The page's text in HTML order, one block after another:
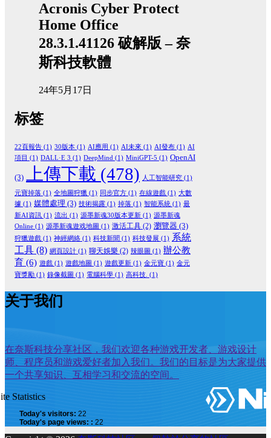
Acronis Cyber Protect
Home Office
28.3.1.41126 破解版 – 奈
斯科技軟體
24年5月17日
标签
22頁報告 (1) 30版本 (1) AI應用 (1) AI未來 (1) AI發布 (1) AI
項目 (1) DALL·E 3 (1) DeepMind (1) MiniGPT-5 (1) OpenAI
(3) 上傳下載 (478) 人工智能研究 (1)
元寶掉落 (1) 全地圖狩獵 (1) 同步官方 (1) 在線遊戲 (1) 大數
據 (1) 媒體處理 (3) 技術揭露 (1) 掉落 (1) 智能系統 (1) 最
新AI資訊 (1) 流出 (1) 源墨新魂30版本更新 (1) 源墨新魂
Online (1) 源墨新魂遊戏地圖 (1) 激活工具 (2) 瀏覽器 (3)
狩獵遊戲 (1) 神經網絡 (1) 科技新聞 (1) 科技發展 (1) 系統
工具 (8) 網頁設計 (1) 聊天娛樂 (2) 辣眼圖 (1) 辦公教
育 (6) 遊戲 (1) 遊戲地圖 (1) 遊戲更新 (1) 金元寶 (1) 金元
寶獎勵 (1) 錄像截圖 (1) 電腦科學 (1) 高科技. (1)
关于我们
在奈斯科技分享社区，我们欢迎各种游戏开发者、游戏设计
师、程序员和游戏爱好者加入我们。我们的目标是为大家提供
一个共享知识、互相学习和交流的空间。
Statistics
Today's visitors: 22
Today's page views: : 22